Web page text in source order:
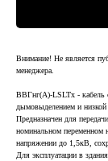
Внимание! Не является
менеджера.
ВВГнг(А)-LSLTx - кабель
дымовыделением и низкой
Предназначен для
номинальном переменном
напряжении до 1,5кВ,
Для эксплуатации в